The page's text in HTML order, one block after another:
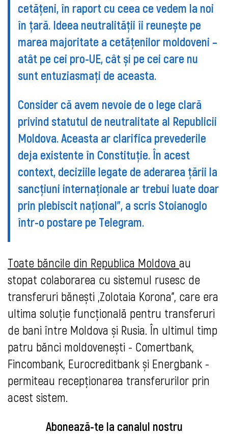
cetățeni, în raport cu ceea ce vedem la noi
în țară. Ideea neutralității îi reunește pe
marea majoritate a cetățenilor moldoveni –
atât pe cei pro-UE, cât și pe cei care nu
sunt entuziasmați de aceasta.
Consider că avem nevoie de o lege clară
privind statutul de neutralitate al Republicii
Moldova. Aceasta ar clarifica prevederile
deja existente în Constituție. În acest
context, deciziile legate de aderarea țării la
sancțiuni internaționale ar trebui luate doar
prin plebiscit național”, a scris Stoianoglo
într-o postare pe Telegram.
Toate băncile din Republica Moldova au
stopat colaborarea cu sistemul rusesc de
transferuri bănești „Zolotaia Korona”, care era
ultima soluție funcțională pentru transferuri
de bani între Moldova și Rusia. În ultimul timp
patru bănci moldovenești - Comertbank,
Fincombank, Eurocreditbank și Energbank -
permiteau recepționarea transferurilor prin
acest sistem.
Abonează-te la canalul nostru